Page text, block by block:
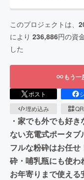
このプロジェクトは、
により 236,886円の資
した
もう
ポスト
埋め込み
・家でも外でも好
ない充電式ポータブ
フルな粉砕はお任
砕・哺乳瓶にも使わ
お年寄りまで使え